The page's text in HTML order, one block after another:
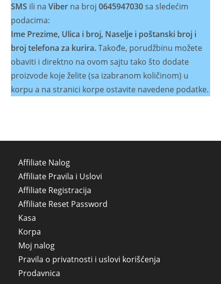
SMS ili naViber na broj0645947030sa sledećim
podacima:
Ime Prezime, Ulica i broj, Naselje i poštanski broj i
broj telefona za kurira.Takođe, porudžbinu možete
obaviti i direktno na ovom sajtu tako što dodate
proizvode koje želite (sa izabranom količinom) u
korpu a na stranici korpe ostavite navedene podatke.
Affiliate Nalog
Affiliate Pravila i Uslovi
Affiliate Registracija
Affiliate Reset Password
Kasa
Korpa
Moj nalog
Pravila o privatnosti i uslovi korišćenja
Prodavnica